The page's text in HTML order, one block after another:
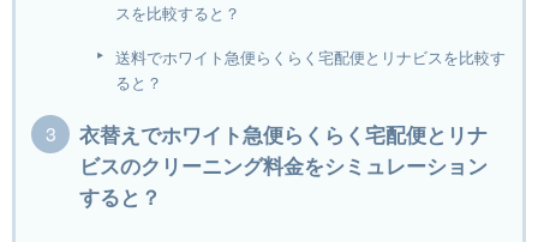
スを比較すると？
送料でホワイト急便らくらく宅配便とリナビスを比較す
ると？
衣替えでホワイト急便らくらく宅配便とリナ
ビスのクリーニング料金をシミュレーション
すると？